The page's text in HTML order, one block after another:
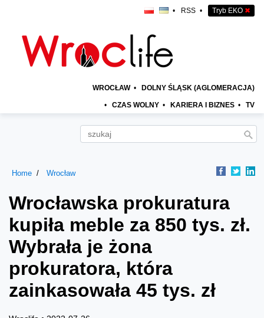
• RSS • Tryb EKO ✖
WROCŁAW • DOLNY ŚLĄSK (AGLOMERACJA)
• CZAS WOLNY • KARIERA I BIZNES • TV
Home Wrocław
Wrocławska prokuratura
kupiła meble za 850 tys. zł.
Wybrała je żona
prokuratora, która
zainkasowała 45 tys. zł